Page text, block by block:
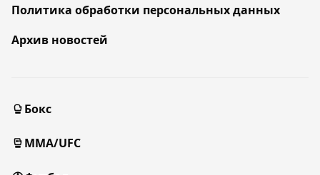
Политика обработки персональных данных
Архив новостей
Бокс
MMA/UFC